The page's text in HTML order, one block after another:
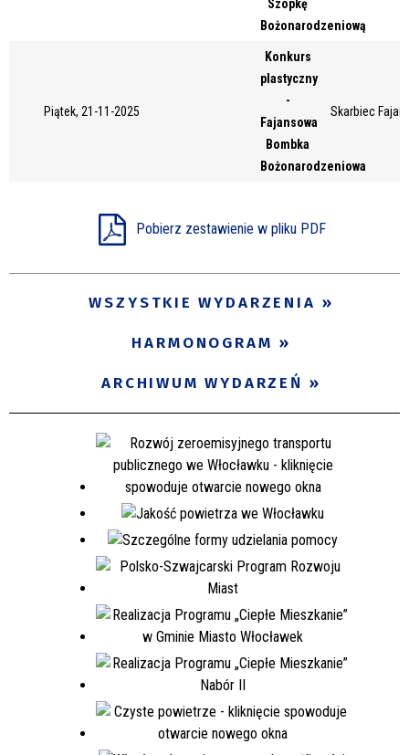
Szopkę
Bożonarodzeniową
Piątek, 21-11-2025
Konkurs
plastyczny
-
Fajansowa
Bombka
Bożonarodzeniowa
Skarbiec
Pobierz zestawienie w pliku PDF
WSZYSTKIE WYDARZENIA
HARMONOGRAM
ARCHIWUM WYDARZEŃ